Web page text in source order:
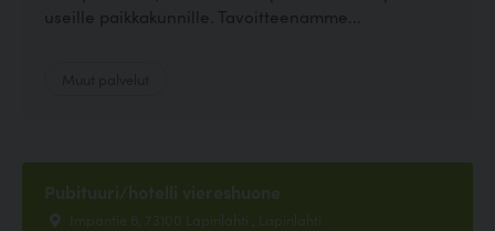
useille paikkakunnille. Tavoitteenamme...
Pubituuri/hotelli viereshuone
Impantie 6, 73100 Lapinlahti , Lapinlahti